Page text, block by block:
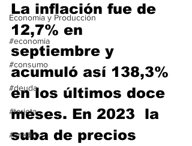
Economía y Producción
#economia
#consumo
#deuda
#tarjeta
#credito
La inflación fue de
12,7% en
septiembre y
acumuló así 138,3%
en los últimos doce
meses. En 2023  la
suba de precios